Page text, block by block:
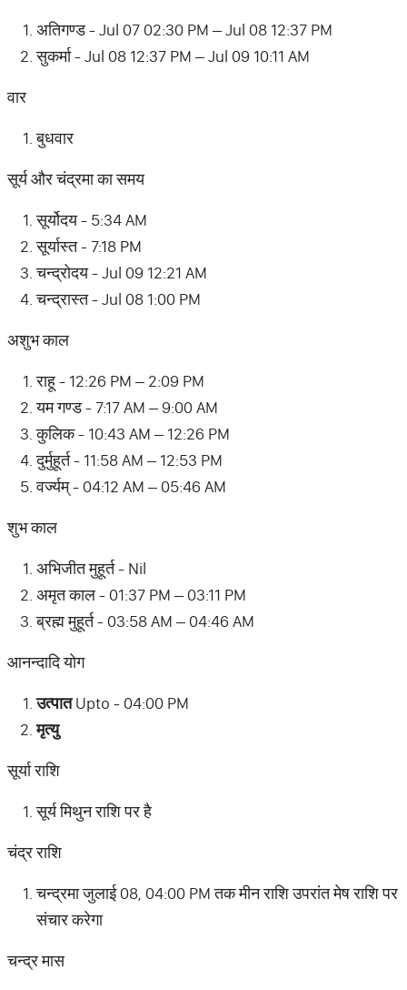
अतिगण्ड - Jul 07 02:30 PM – Jul 08 12:37 PM
सुकर्मा - Jul 08 12:37 PM – Jul 09 10:11 AM
वार
बुधवार
सूर्य और चंद्रमा का समय
सूर्योदय - 5:34 AM
सूर्यास्त - 7:18 PM
चन्द्रोदय - Jul 09 12:21 AM
चन्द्रास्त - Jul 08 1:00 PM
अशुभ काल
राहू - 12:26 PM – 2:09 PM
यम गण्ड - 7:17 AM – 9:00 AM
कुलिक - 10:43 AM – 12:26 PM
दुर्मुहूर्त - 11:58 AM – 12:53 PM
वर्ज्यम् - 04:12 AM – 05:46 AM
शुभ काल
अभिजीत मुहूर्त - Nil
अमृत काल - 01:37 PM – 03:11 PM
ब्रह्म मुहूर्त - 03:58 AM – 04:46 AM
आनन्दादि योग
उत्पातUpto - 04:00 PM
मृत्यु
सूर्या राशि
सूर्य मिथुन राशि पर है
चंद्र राशि
चन्द्रमा जुलाई 08, 04:00 PM तक मीन राशि उपरांत मेष राशि पर
संचार करेगा
चन्द्र मास